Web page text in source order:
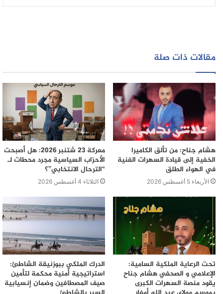
مقالات ذات صلة
هشام جناح: من تألق الكاميرا
الخفية إلى قيادة السهرات الفنية
في الهواء الطلق
الأربعاء 5 أغسطس 2026
معركة 23 شتنبر 2026: هل أصبحت
الأحزاب السياسية مجرد محطات لـ
“الترحال الانتخابي”؟
الثلاثاء 4 أغسطس 2026
تحت الرعاية الملكية السامية:
الإعلامي و الصحفي هشام جناح
يقود منصة السهرات الكبرى
الدرك الملكي ببوزنيقة الشاطئ:
استراتيجية أمنية محكمة لتأمين
صيف المصطافين وضمان إنسيابية